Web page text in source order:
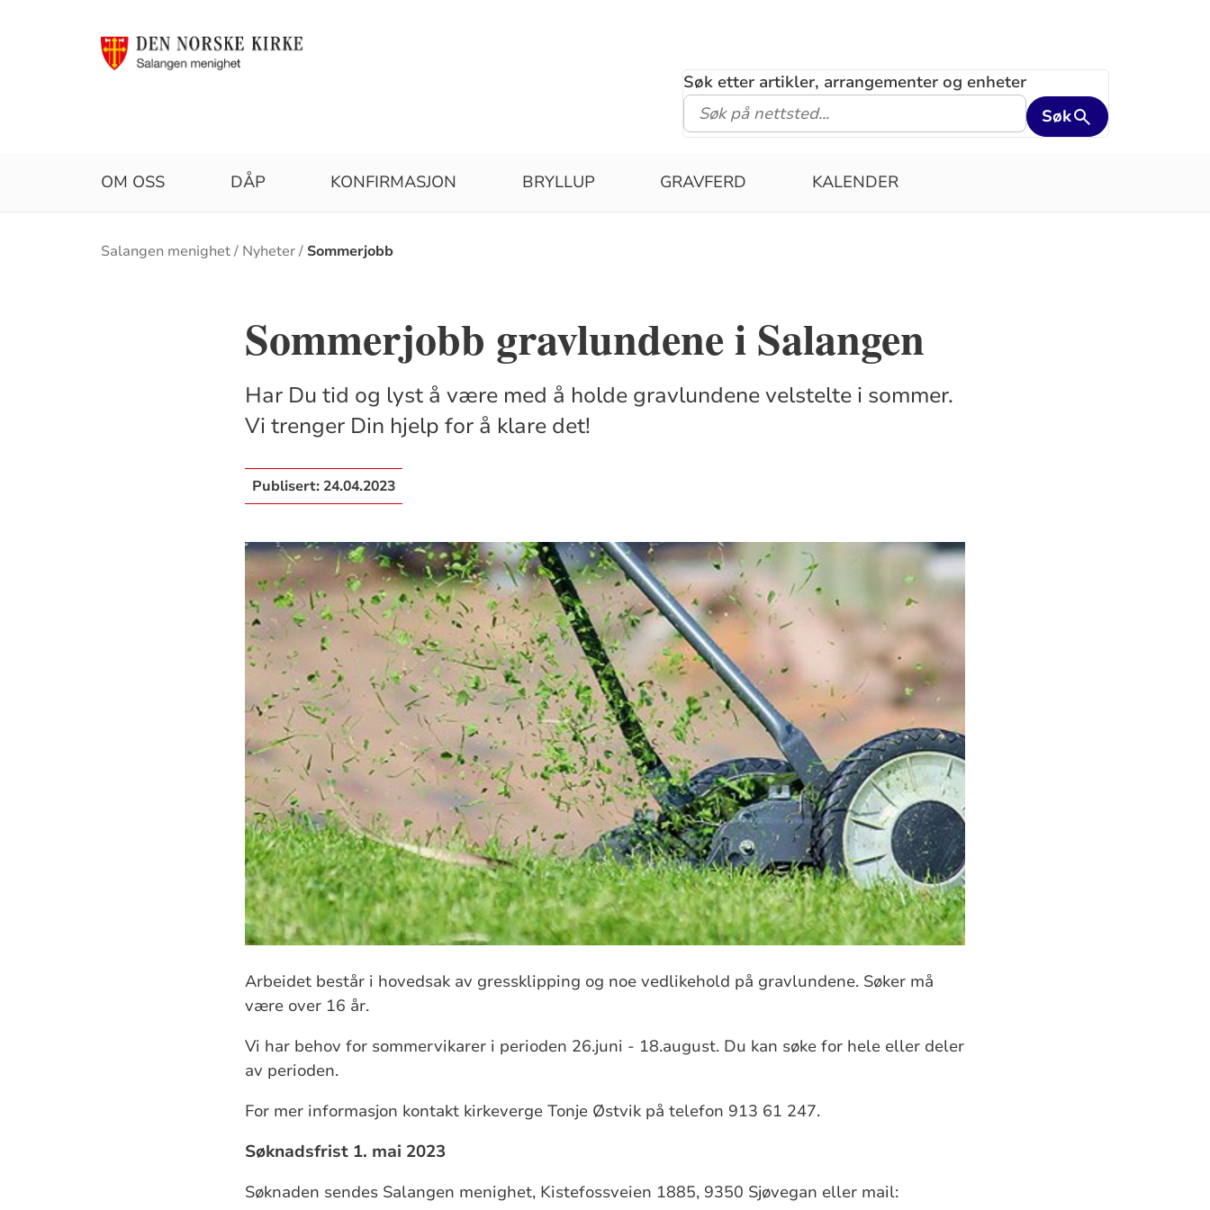
Søk etter artikler, arrangementer og enheter
Søk
OM OSS DÅP KONFIRMASJON BRYLLUP GRAVFERD KALENDER
Brødsmulesti
Salangen menighet Nyheter Sommerjobb
Sommerjobb gravlundene i Salangen
Har Du tid og lyst å være med å holde gravlundene velstelte i sommer.
Vi trenger Din hjelp for å klare det!
Publisert: 24.04.2023
Arbeidet består i hovedsak av gressklipping og noe vedlikehold på gravlundene. Søker må
være over 16 år.
Vi har behov for sommervikarer i perioden 26.juni - 18.august. Du kan søke for hele eller deler
av perioden.
For mer informasjon kontakt kirkeverge Tonje Østvik på telefon 913 61 247.
Søknadsfrist 1. mai 2023
Søknaden sendes Salangen menighet, Kistefossveien 1885, 9350 Sjøvegan eller mail: